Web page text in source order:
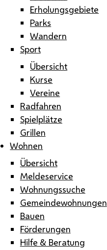
Erholungsgebiete
Parks
Wandern
Sport
Übersicht
Kurse
Vereine
Radfahren
Spielplätze
Grillen
Wohnen
Übersicht
Meldeservice
Wohnungssuche
Gemeindewohnungen
Bauen
Förderungen
Hilfe & Beratung